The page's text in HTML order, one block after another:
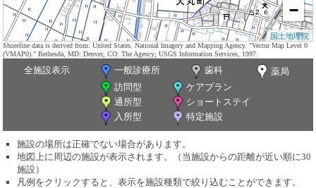
−
国土地理院
Shoreline data is derived from: United States. National Imagery and Mapping Agency. "Vector Map Level 0
(VMAP0)." Bethesda, MD: Denver, CO: The Agency; USGS Information Services, 1997.
全施設表示 一般診療所 歯科
薬局
訪問型
ケアプラン
通所型
ショートステイ
入所型
特定施設
施設の場所は正確でない場合があります。
地図上に周辺の施設が表示されます。（当施設からの距離が近い順に30
施設）
凡例をクリックすると、表示を施設種類で絞り込むことができます。